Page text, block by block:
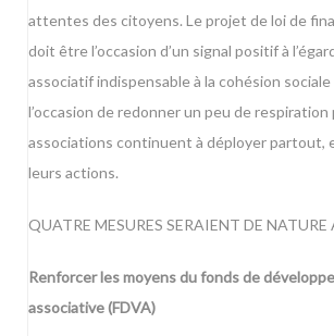
attentes des citoyens. Le projet de loi de
doit être l’occasion d’un signal positif à
associatif indispensable à la cohésion
l’occasion de redonner un peu de respiration
associations continuent à déployer partout,
leurs actions.
QUATRE MESURES SERAIENT DE NATURE
Renforcer les moyens du fonds de
associative (FDVA)